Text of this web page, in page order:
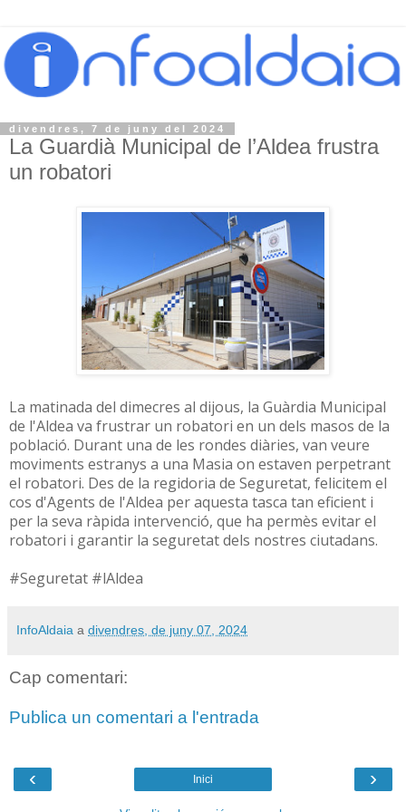
divendres, 7 de juny del 2024
La Guardià Municipal de l’Aldea frustra
un robatori
La matinada del dimecres al dijous, la Guàrdia Municipal
de l'Aldea va frustrar un robatori en un dels masos de la
població. Durant una de les rondes diàries, van veure
moviments estranys a una Masia on estaven perpetrant
el robatori. Des de la regidoria de Seguretat, felicitem el
cos d'Agents de l'Aldea per aquesta tasca tan eficient i
per la seva ràpida intervenció, que ha permès evitar el
robatori i garantir la seguretat dels nostres ciutadans.
#Seguretat #lAldea
InfoAldaia a divendres, de juny 07, 2024
Cap comentari:
Publica un comentari a l'entrada
‹ ›
Inici